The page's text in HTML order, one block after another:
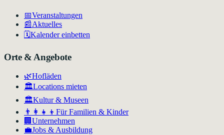
📅Veranstaltungen
📰Aktuelles
🗓️Kalender einbetten
Orte & Angebote
🌿Hofläden
🏛️Locations mieten
🏛Kultur & Museen
👨‍👩‍👧‍👦 Für Familien & Kinder
🏢 Unternehmen
💼Jobs & Ausbildung